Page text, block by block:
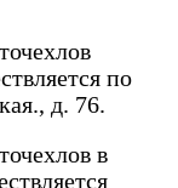
по
д. 76.
в